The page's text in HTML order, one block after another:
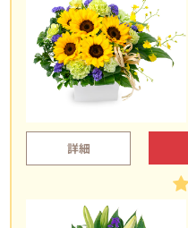
詳細